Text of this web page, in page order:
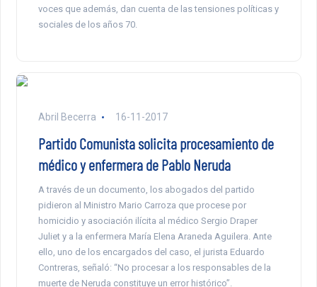
voces que además, dan cuenta de las tensiones políticas y
sociales de los años 70.
Abril Becerra 16-11-2017
Partido Comunista solicita procesamiento de
médico y enfermera de Pablo Neruda
A través de un documento, los abogados del partido
pidieron al Ministro Mario Carroza que procese por
homicidio y asociación ilícita al médico Sergio Draper
Juliet y a la enfermera María Elena Araneda Aguilera. Ante
ello, uno de los encargados del caso, el jurista Eduardo
Contreras, señaló: “No procesar a los responsables de la
muerte de Neruda constituye un error histórico”.